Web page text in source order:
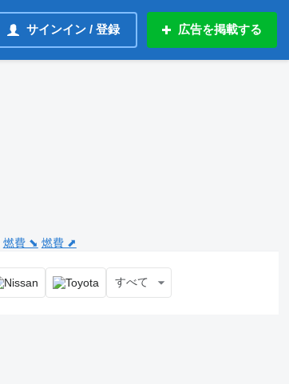
サインイン / 登録 広告を掲載する
燃費 ⬊ 燃費 ⬈
すべて